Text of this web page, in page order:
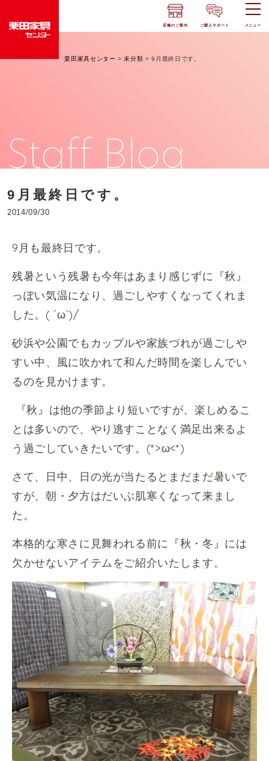
店舗のご案内 ご購入サポート メニュー
栗田家具センター >未分類 >9月最終日です。
Staff Blog
9月最終日です。
2014/09/30
9月も最終日です。
残暑という残暑も今年はあまり感じずに『秋』
っぽい気温になり、過ごしやすくなってくれま
した。( ´ω`)/
砂浜や公園でもカップルや家族づれが過ごしや
すい中、風に吹かれて和んだ時間を楽しんでい
るのを見かけます。
『秋』は他の季節より短いですが、楽しめるこ
とは多いので、やり逃すことなく満足出来るよ
う過ごしていきたいです。(*>ω<*)
さて、日中、日の光が当たるとまだまだ暑いで
すが、朝・夕方はだいぶ肌寒くなって来まし
た。
本格的な寒さに見舞われる前に『秋・冬』には
欠かせないアイテムをご紹介いたします。